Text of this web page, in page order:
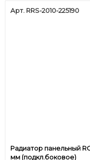
Арт. RRS-2010-225190
Радиатор панельный
мм (подкл.боковое)